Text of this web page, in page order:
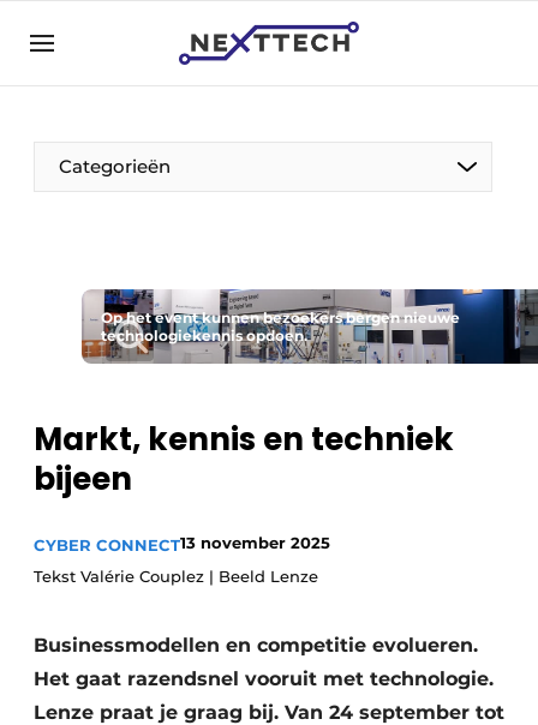
NL EN
Categorieën
Op het event kunnen bezoekers bergen nieuwe
technologiekennis opdoen.
Markt, kennis en techniek
bijeen
CYBER CONNECT13 november 2025
Tekst Valérie Couplez | Beeld Lenze
Businessmodellen en competitie evolueren.
Het gaat razendsnel vooruit met technologie.
Lenze praat je graag bij. Van 24 september tot